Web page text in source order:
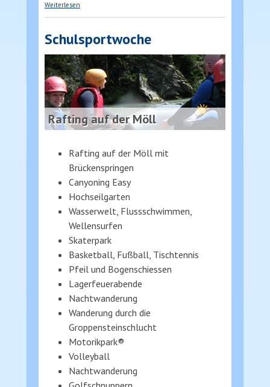
Weiterlesen
Schulsportwoche
Rafting auf der Möll
Rafting auf der Möll mit
Brückenspringen
Canyoning Easy
Hochseilgarten
Wasserwelt, Flussschwimmen,
Wellensurfen
Skaterpark
Basketball, Fußball, Tischtennis
Pfeil und Bogenschiessen
Lagerfeuerabende
Nachtwanderung
Wanderung durch die
Groppensteinschlucht
Motorikpark®
Volleyball
Nachtwanderung